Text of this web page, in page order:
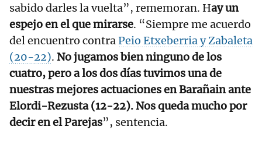
sabido darles la vuelta”, rememoran. Hay un
espejo en el que mirarse. “Siempre me acuerdo
del encuentro contraPeio Etxeberria y Zabaleta
(20-22). No jugamos bien ninguno de los
cuatro, pero a los dos días tuvimos una de
nuestras mejores actuaciones en Barañain ante
Elordi-Rezusta (12-22). Nos queda mucho por
decir en el Parejas”, sentencia.